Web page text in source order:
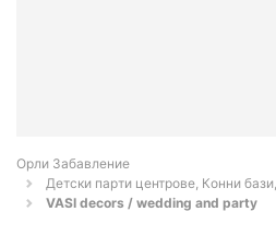
Орли Забавление
Детски парти центрове, Конни
VASI decors / wedding and party